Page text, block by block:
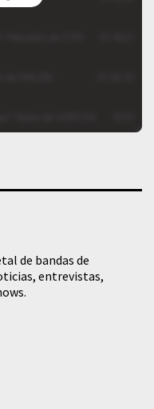
de bandas de
entrevistas,